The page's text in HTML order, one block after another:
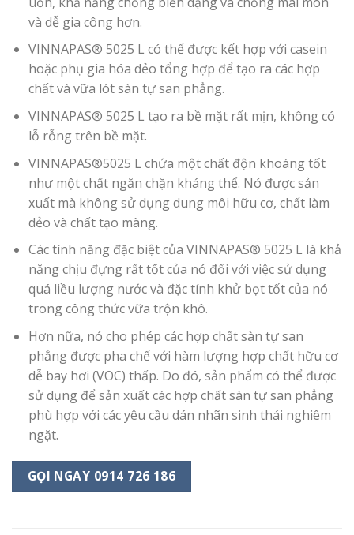
và dễ gia công hơn.
VINNAPAS® 5025 L có thể được kết hợp với casein
hoặc phụ gia hóa dẻo tổng hợp để tạo ra các hợp
chất và vữa lót sàn tự san phẳng.
VINNAPAS® 5025 L tạo ra bề mặt rất mịn, không có
lỗ rỗng trên bề mặt.
VINNAPAS®5025 L chứa một chất độn khoáng tốt
như một chất ngăn chặn kháng thể. Nó được sản
xuất mà không sử dụng dung môi hữu cơ, chất làm
dẻo và chất tạo màng.
Các tính năng đặc biệt của VINNAPAS® 5025 L là khả
năng chịu đựng rất tốt của nó đối với việc sử dụng
quá liều lượng nước và đặc tính khử bọt tốt của nó
trong công thức vữa trộn khô.
Hơn nữa, nó cho phép các hợp chất sàn tự san
phẳng được pha chế với hàm lượng hợp chất hữu cơ
dễ bay hơi (VOC) thấp. Do đó, sản phẩm có thể được
sử dụng để sản xuất các hợp chất sàn tự san phẳng
phù hợp với các yêu cầu dán nhãn sinh thái nghiêm
ngặt.
GỌI NGAY 0914 726 186